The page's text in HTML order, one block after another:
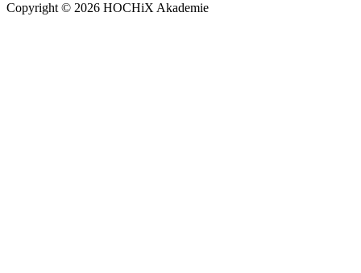
Copyright © 2026 HOCHiX Akademie